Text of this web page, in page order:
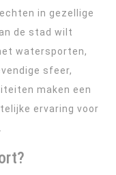
in gezellige
de stad wilt
watersporten,
sfeer,
maken een
ervaring voor